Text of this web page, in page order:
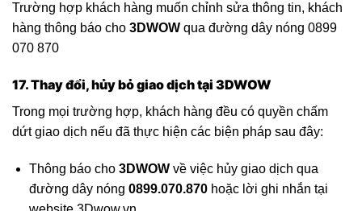
Trường hợp khách hàng muốn chỉnh sửa thông tin, khách
hàng thông báo cho 3DWOW qua đường dây nóng 0899
070 870
17. Thay đổi, hủy bỏ giao dịch tại 3DWOW
Trong mọi trường hợp, khách hàng đều có quyền chấm
dứt giao dịch nếu đã thực hiện các biện pháp sau đây:
Thông báo cho 3DWOWvề việc hủy giao dịch qua
đường dây nóng 0899.070.870 hoặc lời ghi nhắn tại